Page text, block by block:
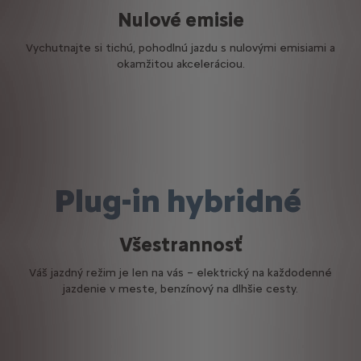
Nulové emisie
Vychutnajte si tichú, pohodlnú jazdu s nulovými emisiami a
okamžitou akceleráciou.
Plug-in hybridné
Všestrannosť
Váš jazdný režim je len na vás – elektrický na každodenné
jazdenie v meste, benzínový na dlhšie cesty.